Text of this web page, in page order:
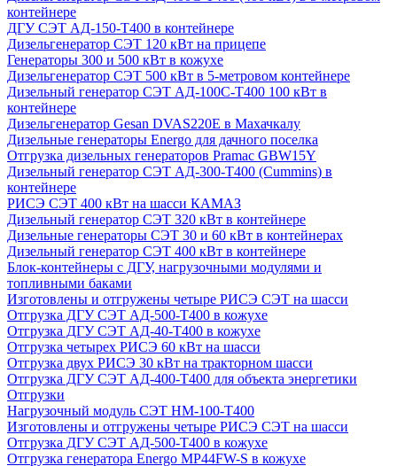
контейнере
ДГУ СЭТ АД-150-Т400 в контейнере
Дизельгенератор СЭТ 120 кВт на прицепе
Генераторы 300 и 500 кВт в кожухе
Дизельгенератор СЭТ 500 кВт в 5-метровом контейнере
Дизельный генератор СЭТ АД-100С-Т400 100 кВт в
контейнере
Дизельгенератор Gesan DVAS220E в Махачкалу
Дизельные генераторы Energo для дачного поселка
Отгрузка дизельных генераторов Pramac GВW15Y
Дизельный генератор СЭТ АД-300-Т400 (Cummins) в
контейнере
РИСЭ СЭТ 400 кВт на шасси КАМАЗ
Дизельный генератор СЭТ 320 кВт в контейнере
Дизельные генераторы СЭТ 30 и 60 кВт в контейнерах
Дизельный генератор СЭТ 400 кВт в контейнере
Блок-контейнеры с ДГУ, нагрузочными модулями и
топливными баками
Изготовлены и отгружены четыре РИСЭ СЭТ на шасси
Отгрузка ДГУ СЭТ АД-500-Т400 в кожухе
Отгрузка ДГУ СЭТ АД-40-Т400 в кожухе
Отгрузка четырех РИСЭ 60 кВт на шасси
Отгрузка двух РИСЭ 30 кВт на тракторном шасси
Отгрузка ДГУ СЭТ АД-400-Т400 для объекта энергетики
Отгрузки
Нагрузочный модуль СЭТ НМ-100-Т400
Изготовлены и отгружены четыре РИСЭ СЭТ на шасси
Отгрузка ДГУ СЭТ АД-500-Т400 в кожухе
Отгрузка генератора Energo MP44FW-S в кожухе